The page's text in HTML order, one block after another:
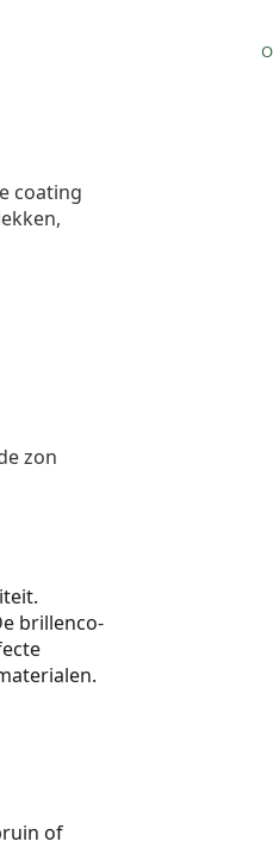
coating
zon
brillenco­
of